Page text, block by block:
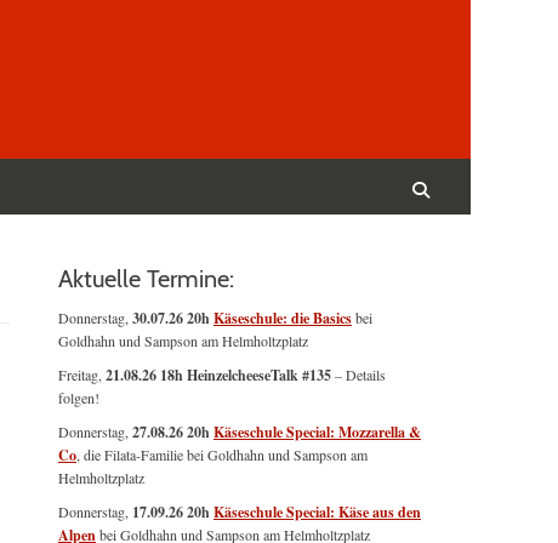
Aktuelle Termine:
Donnerstag, 30.07.26 20hKäseschule: die Basicsbei
Goldhahn und Sampson am Helmholtzplatz
Freitag, 21.08.26 18h HeinzelcheeseTalk #135– Details
folgen!
Donnerstag, 27.08.26 20hKäseschule Special: Mozzarella &
Co , die Filata-Familie bei Goldhahn und Sampson am
Helmholtzplatz
Donnerstag, 17.09.26 20hKäseschule Special: Käse aus den
Alpenbei Goldhahn und Sampson am Helmholtzplatz